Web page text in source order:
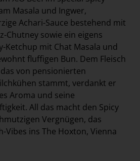
Masala und Ingwer,
Achari-Sauce bestehend mit
Chutney sowie ein eigens
Ketchup mit Chat Masala und
fluffigen Bun. Dem Fleisch
von pensionierten
stammt, verdankt er
Aroma und seine
All das macht den Spicy
Vergnügen, das
Vibes ins The Hoxton, Vienna